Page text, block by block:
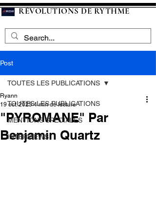
RÉVOLUTIONS DE RYTHME
Post
TOUTES LES PUBLICATIONS
MENTIONS SPECIALES
INTERVIEWS
TOUTES LES PUBLICATIONS
"PYROMANE" Par
Benjamin Quartz
Ryann
19 oct. 2025 4 min de lecture